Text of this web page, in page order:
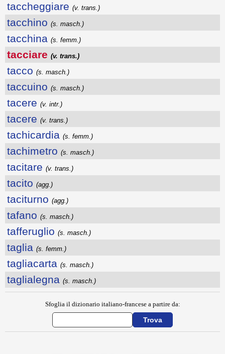
taccheggiare (v. trans.)
tacchino (s. masch.)
tacchina (s. femm.)
tacciare (v. trans.)
tacco (s. masch.)
taccuino (s. masch.)
tacere (v. intr.)
tacere (v. trans.)
tachicardia (s. femm.)
tachimetro (s. masch.)
tacitare (v. trans.)
tacito (agg.)
taciturno (agg.)
tafano (s. masch.)
tafferuglio (s. masch.)
taglia (s. femm.)
tagliacarta (s. masch.)
taglialegna (s. masch.)
Sfoglia il dizionario italiano-francese a partire da: